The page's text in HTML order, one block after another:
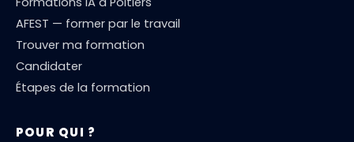
AFEST — former par le travail
Trouver ma formation
Candidater
Étapes de la formation
POUR QUI ?